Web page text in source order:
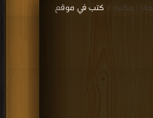
كتب في موقع